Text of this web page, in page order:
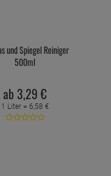
und Spiegel Reiniger
500ml
ab 3,29 €
1 Liter = 6,58 €